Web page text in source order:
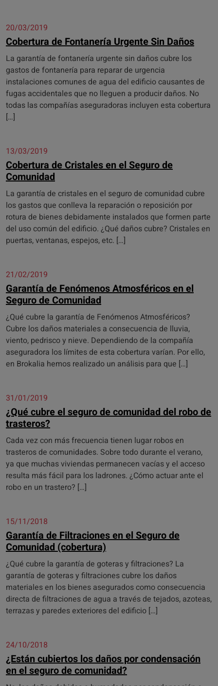
20/03/2019
Cobertura de Fontanería Urgente Sin Daños
La garantía de fontanería urgente sin daños cubre los
gastos de fontanería para reparar de urgencia
instalaciones comunes de agua del edificio causantes de
fugas accidentales que no lleguen a producir daños. No
todas las compañías aseguradoras incluyen esta cobertura
[…]
13/03/2019
Cobertura de Cristales en el Seguro de
Comunidad
La garantía de cristales en el seguro de comunidad cubre
los gastos que conlleva la reparación o reposición por
rotura de bienes debidamente instalados que formen parte
del uso común del edificio. ¿Qué daños cubre? Cristales en
puertas, ventanas, espejos, etc. […]
21/02/2019
Garantía de Fenómenos Atmosféricos en el
Seguro de Comunidad
¿Qué cubre la garantía de Fenómenos Atmosféricos?
Cubre los daños materiales a consecuencia de lluvia,
viento, pedrisco y nieve. Dependiendo de la compañía
aseguradora los límites de esta cobertura varían. Por ello,
en Brokalia hemos realizado un análisis para que […]
31/01/2019
¿Qué cubre el seguro de comunidad del robo de
trasteros?
Cada vez con más frecuencia tienen lugar robos en
trasteros de comunidades. Sobre todo durante el verano,
ya que muchas viviendas permanecen vacías y el acceso
resulta más fácil para los ladrones. ¿Cómo actuar ante el
robo en un trastero? […]
15/11/2018
Garantía de Filtraciones en el Seguro de
Comunidad (cobertura)
¿Qué cubre la garantía de goteras y filtraciones? La
garantía de goteras y filtraciones cubre los daños
materiales en los bienes asegurados como consecuencia
directa de filtraciones de agua a través de tejados, azoteas,
terrazas y paredes exteriores del edificio […]
24/10/2018
¿Están cubiertos los daños por condensación
en el seguro de comunidad?